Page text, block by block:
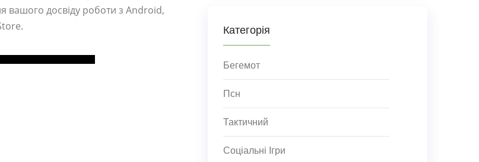
вашого досвіду роботи з Android,
Категорія
Бегемот
Псн
Тактичний
Соціальні Ігри